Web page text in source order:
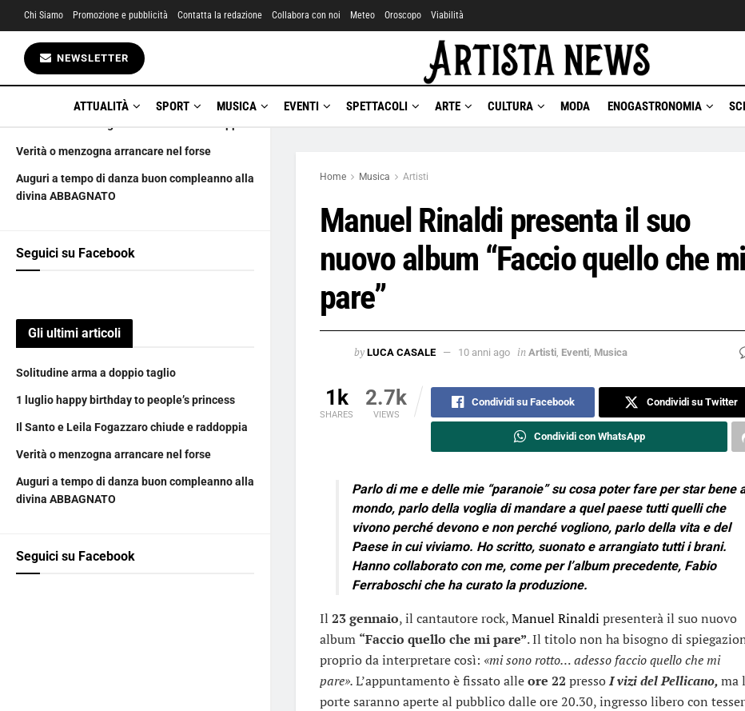
Gli ultimi articoli
Solitudine arma a doppio taglio
1 luglio happy birthday to people’s princess
Verità o menzogna arrancare nel forse
Auguri a tempo di danza buon compleanno alla
divina ABBAGNATO
Seguici su Facebook
Gli ultimi articoli
Solitudine arma a doppio taglio
1 luglio happy birthday to people’s princess
Il Santo e Leila Fogazzaro chiude e raddoppia
Verità o menzogna arrancare nel forse
Auguri a tempo di danza buon compleanno alla
divina ABBAGNATO
Seguici su Facebook
Chi Siamo Promozione e pubblicità Contatta la redazione Collabora con noi Meteo Oroscopo Viabilità
NEWSLETTER
ATTUALITÀ SPORT MUSICA EVENTI SPETTACOLI ARTE CULTURA MODA ENOGASTRONOMIA
Home Musica Artisti
Manuel Rinaldi presenta il suo
nuovo album “Faccio quello che mi
pare”
by LUCA CASALE 10 anni ago in Artisti Eventi Musica
1k
SHARES
2.7k
VIEWS
Condividi su Facebook Condividi su Twitter
Condividi con WhatsApp
Parlo di me e delle mie “paranoie” su cosa poter fare per star bene
mondo, parlo della voglia di mandare a quel paese tutti quelli che
vivono perché devono e non perché vogliono, parlo della vita e del
Paese in cui viviamo. Ho scritto, suonato e arrangiato tutti i brani.
Hanno collaborato con me, come per l’album precedente, Fabio
Ferraboschi che ha curato la produzione.
Il 23 gennaio, il cantautore rock,Manuel Rinaldi presenterà il suo nuovo
album “Faccio quello che mi pare”. Il titolo non ha bisogno di
proprio da interpretare così: «mi sono rotto… adesso faccio quello che mi
pare».L’appuntamento è fissato alleore 22 pressoI vizi del Pellicano,ma
porte saranno aperte al pubblico dalle ore 20.30, ingresso libero con